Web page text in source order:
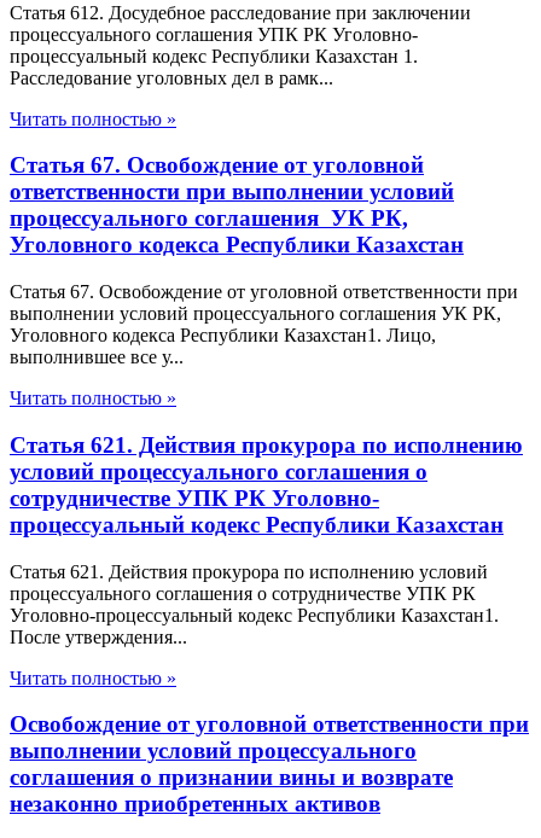
Статья 612. Досудебное расследование при заключении
процессуального соглашения УПК РК Уголовно-
процессуальный кодекс Республики Казахстан 1.
Расследование уголовных дел в рамк...
Читать полностью »
Статья 67. Освобождение от уголовной
ответственности при выполнении условий
процессуального соглашения УК РК,
Уголовного кодекса Республики Казахстан
Статья 67. Освобождение от уголовной ответственности при
выполнении условий процессуального соглашения УК РК,
Уголовного кодекса Республики Казахстан1. Лицо,
выполнившее все у...
Читать полностью »
Статья 621. Действия прокурора по исполнению
условий процессуального соглашения о
сотрудничестве УПК РК Уголовно-
процессуальный кодекс Республики Казахстан
Статья 621. Действия прокурора по исполнению условий
процессуального соглашения о сотрудничестве УПК РК
Уголовно-процессуальный кодекс Республики Казахстан1.
После утверждения...
Читать полностью »
Освобождение от уголовной ответственности при
выполнении условий процессуального
соглашения о признании вины и возврате
незаконно приобретенных активов